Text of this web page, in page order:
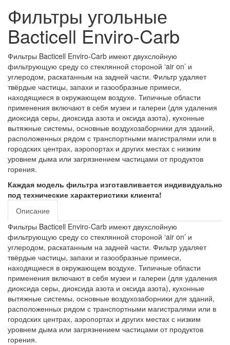
Фильтры угольные
Bacticell Enviro-Carb
Фильтры Bacticell Enviro-Carb имеют двухслойную
фильтрующую среду со стеклянной стороной ‘air on’ и
углеродом, раскатанным на задней части. Фильтр удаляет
твёрдые частицы, запахи и газообразные примеси,
находящиеся в окружающем воздухе. Типичные области
применения включают в себя музеи и галереи (для удаления
диоксида серы, диоксида азота и оксида азота), кухонные
вытяжные системы, основные воздухозаборники для зданий,
расположенных рядом с транспортными магистралями или в
городских центрах, аэропортах и других местах с низким
уровнем дыма или загрязнением частицами от продуктов
горения.
Каждая модель фильтра изготавливается индивидуально
под технические характеристики клиента!
Описание
Фильтры Bacticell Enviro-Carb имеют двухслойную
фильтрующую среду со стеклянной стороной ‘air on’ и
углеродом, раскатанным на задней части. Фильтр удаляет
твёрдые частицы, запахи и газообразные примеси,
находящиеся в окружающем воздухе. Типичные области
применения включают в себя музеи и галереи (для удаления
диоксида серы, диоксида азота и оксида азота), кухонные
вытяжные системы, основные воздухозаборники для зданий,
расположенных рядом с транспортными магистралями или в
городских центрах, аэропортах и других местах с низким
уровнем дыма или загрязнением частицами от продуктов
горения.